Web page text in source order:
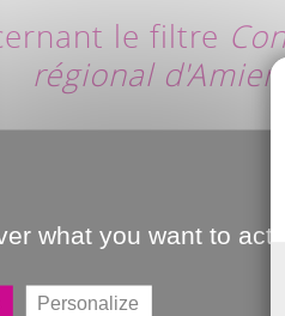
le filtre
régional d'Amiens
what you want to
Personalize